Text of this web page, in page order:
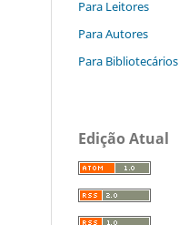
Para Leitores
Para Autores
Para Bibliotecários
Edição Atual